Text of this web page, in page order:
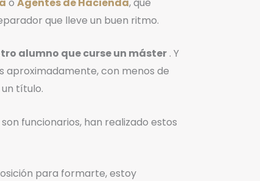
que lleve un buen ritmo.
alumno que curse un máster. Y
aproximadamente, con menos de
título.
funcionarios, han realizado estos
para formarte, estoy